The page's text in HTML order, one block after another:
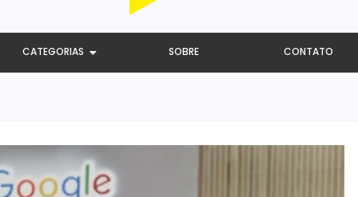
CATEGORIAS SOBRE CONTATO